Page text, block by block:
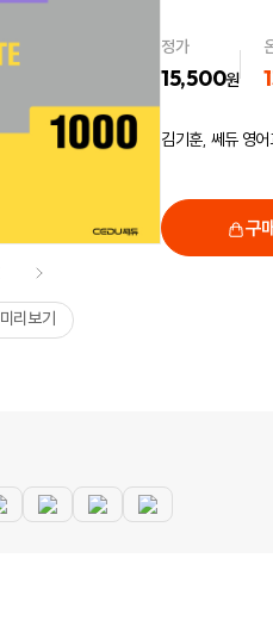
미리보기
정가
15,500원
김기훈, 쎄듀 영
구